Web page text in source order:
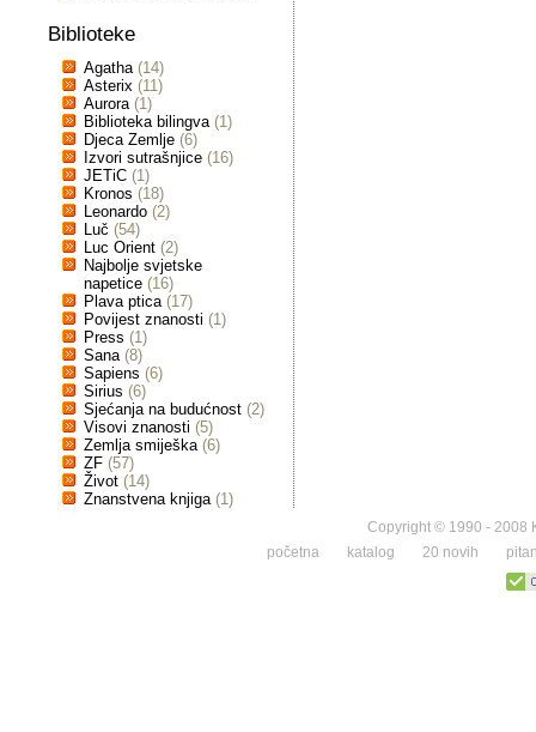
Biblioteke
Agatha (14)
Asterix (11)
Aurora (1)
Biblioteka bilingva (1)
Djeca Zemlje (6)
Izvori sutrašnjice (16)
JETiC (1)
Kronos (18)
Leonardo (2)
Luč (54)
Luc Orient (2)
Najbolje svjetske
napetice (16)
Plava ptica (17)
Povijest znanosti (1)
Press (1)
Sana (8)
Sapiens (6)
Sirius (6)
Sjećanja na budućnost (2)
Visovi znanosti (5)
Zemlja smiješka (6)
ZF (57)
Život (14)
Znanstvena knjiga (1)
Copyright © 1990 - 2008
početna
katalog 20 novih